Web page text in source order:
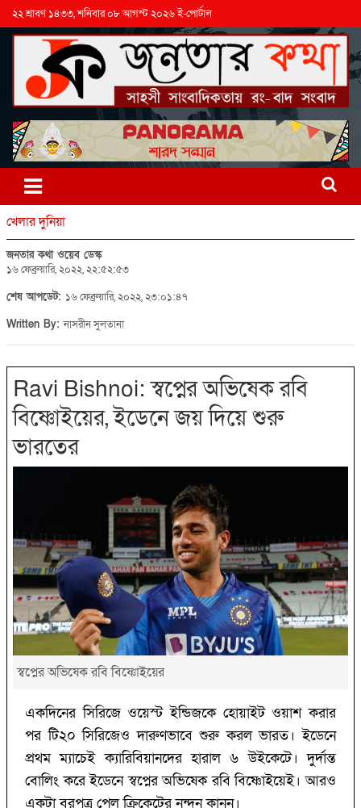
২২ শ্রাবণ ১৪৩৩, শনিবার ০৮ আগস্ট ২০২৬ ই-পোর্টাল
খেলার দুনিয়া
জনতার কথা ওয়েব ডেস্ক
১৬ ফেব্রুয়ারি, ২০২২, ২২:৫২:৫৩
শেষ আপডেট: ১৬ ফেব্রুয়ারি, ২০২২, ২৩:০১:৪৭
Written By:নাসরীন সুলতানা
Ravi Bishnoi: ‌স্বপ্নের অভিষেক রবি
বিষ্ণোইয়ের, ইডেনে জয় দিয়ে শুরু
ভারতের
‌স্বপ্নের অভিষেক রবি বিষ্ণোইয়ের
একদিনের সিরিজে ওয়েস্ট ইন্ডিজকে হোয়াইট ওয়াশ করার
পর টি২০ সিরিজেও দারুণভাবে শুরু করল ভারত। ইডেনে
প্রথম ম্যাচেই ক্যারিবিয়ানদের হারাল ৬ উইকেটে। দুর্দান্ত
বোলিং করে ইডেনে স্বপ্নের অভিষেক রবি বিষ্ণোইয়েই। আরও
একটা বরপুত্র পেল ক্রিকেটের নন্দন কানন।